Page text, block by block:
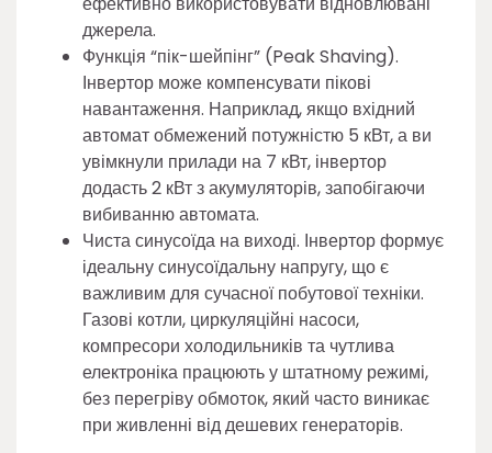
джерела.
Функція “пік-шейпінг” (Peak Shaving).
Інвертор може компенсувати пікові
навантаження. Наприклад, якщо вхідний
автомат обмежений потужністю 5 кВт, а ви
увімкнули прилади на 7 кВт, інвертор
додасть 2 кВт з акумуляторів, запобігаючи
вибиванню автомата.
Чиста синусоїда на виході. Інвертор формує
ідеальну синусоїдальну напругу, що є
важливим для сучасної побутової техніки.
Газові котли, циркуляційні насоси,
компресори холодильників та чутлива
електроніка працюють у штатному режимі,
без перегріву обмоток, який часто виникає
при живленні від дешевих генераторів.